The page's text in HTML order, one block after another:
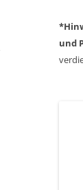
und